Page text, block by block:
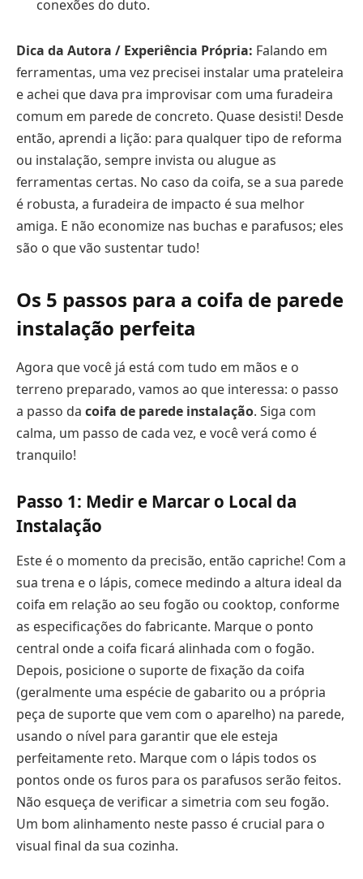
conexões do duto.
Dica da Autora / Experiência Própria: Falando em
ferramentas, uma vez precisei instalar uma prateleira
e achei que dava pra improvisar com uma furadeira
comum em parede de concreto. Quase desisti! Desde
então, aprendi a lição: para qualquer tipo de reforma
ou instalação, sempre invista ou alugue as
ferramentas certas. No caso da coifa, se a sua parede
é robusta, a furadeira de impacto é sua melhor
amiga. E não economize nas buchas e parafusos; eles
são o que vão sustentar tudo!
Os 5 passos para a coifa de parede
instalação perfeita
Agora que você já está com tudo em mãos e o
terreno preparado, vamos ao que interessa: o passo
a passo da coifa de parede instalação. Siga com
calma, um passo de cada vez, e você verá como é
tranquilo!
Passo 1: Medir e Marcar o Local da
Instalação
Este é o momento da precisão, então capriche! Com a
sua trena e o lápis, comece medindo a altura ideal da
coifa em relação ao seu fogão ou cooktop, conforme
as especificações do fabricante. Marque o ponto
central onde a coifa ficará alinhada com o fogão.
Depois, posicione o suporte de fixação da coifa
(geralmente uma espécie de gabarito ou a própria
peça de suporte que vem com o aparelho) na parede,
usando o nível para garantir que ele esteja
perfeitamente reto. Marque com o lápis todos os
pontos onde os furos para os parafusos serão feitos.
Não esqueça de verificar a simetria com seu fogão.
Um bom alinhamento neste passo é crucial para o
visual final da sua cozinha.